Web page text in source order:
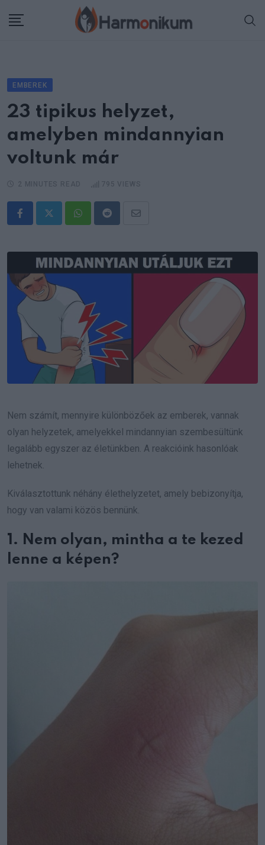
EMBEREK
23 tipikus helyzet,
amelyben mindannyian
voltunk már
WhatsappRedditShare
Email
Nem számít, mennyire különbözőek az emberek, vannak
olyan helyzetek, amelyekkel mindannyian szembesültünk
legalább egyszer az életünkben. A reakcióink hasonlóak
lehetnek.
Kiválasztottunk néhány élethelyzetet, amely bebizonyítja,
hogy van valami közös bennünk.
1. Nem olyan, mintha a te kezed
lenne a képen?